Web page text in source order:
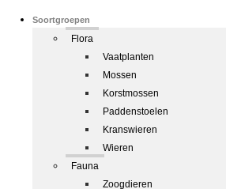
Soortgroepen
Flora
Vaatplanten
Mossen
Korstmossen
Paddenstoelen
Kranswieren
Wieren
Fauna
Zoogdieren